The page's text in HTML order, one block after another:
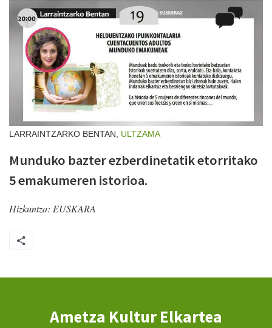
LARRAINTZARKO BENTAN, ULTZAMA
Munduko bazter ezberdinetatik etorritako
5 emakumeren istorioa.
Hizkuntza: EUSKARA
Ametza Kultur Elkartea